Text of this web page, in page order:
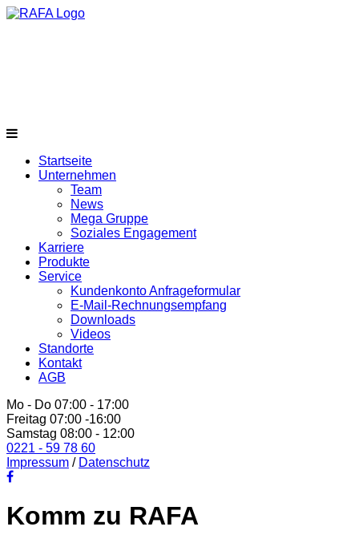
Startseite
Unternehmen
Team
News
Mega Gruppe
Soziales Engagement
Karriere
Produkte
Service
Kundenkonto Anfrageformular
E-Mail-Rechnungsempfang
Downloads
Videos
Standorte
Kontakt
AGB
Mo - Do 07:00 - 17:00
Freitag 07:00 -16:00
Samstag 08:00 - 12:00
0221 - 59 78 60
Impressum / Datenschutz
Komm zu RAFA